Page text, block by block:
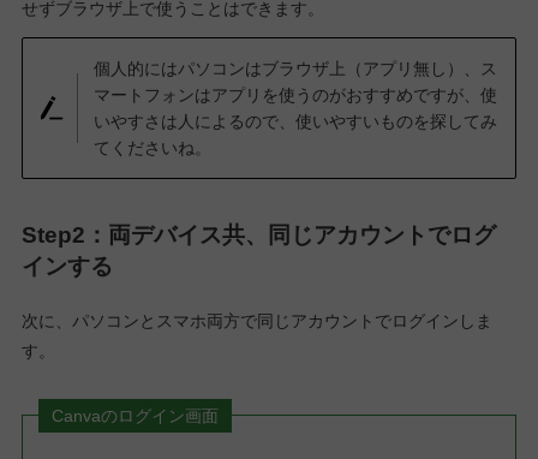
せずブラウザ上で使うことはできます。
個人的にはパソコンはブラウザ上（アプリ無し）、ス
マートフォンはアプリを使うのがおすすめですが、使
いやすさは人によるので、使いやすいものを探してみ
てくださいね。
Step2：両デバイス共、同じアカウントでログ
インする
次に、パソコンとスマホ両方で同じアカウントでログインしま
す。
Canvaのログイン画面